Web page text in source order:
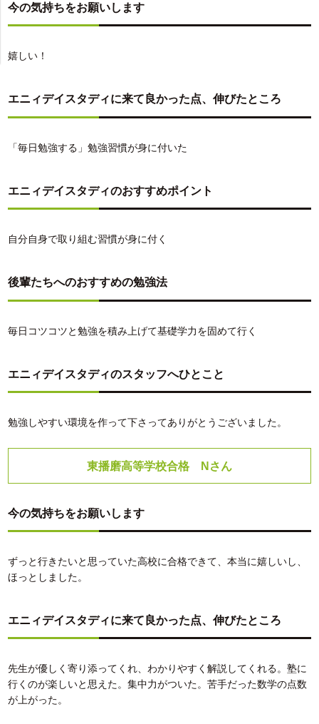
今の気持ちをお願いします
嬉しい！
エニィデイスタディに来て良かった点、伸びたところ
「毎日勉強する」勉強習慣が身に付いた
エニィデイスタディのおすすめポイント
自分自身で取り組む習慣が身に付く
後輩たちへのおすすめの勉強法
毎日コツコツと勉強を積み上げて基礎学力を固めて行く
エニィデイスタディのスタッフへひとこと
勉強しやすい環境を作って下さってありがとうございました。
東播磨高等学校合格 Nさん
今の気持ちをお願いします
ずっと行きたいと思っていた高校に合格できて、本当に嬉しいし、
ほっとしました。
エニィデイスタディに来て良かった点、伸びたところ
先生が優しく寄り添ってくれ、わかりやすく解説してくれる。塾に
行くのが楽しいと思えた。集中力がついた。苦手だった数学の点数
が上がった。